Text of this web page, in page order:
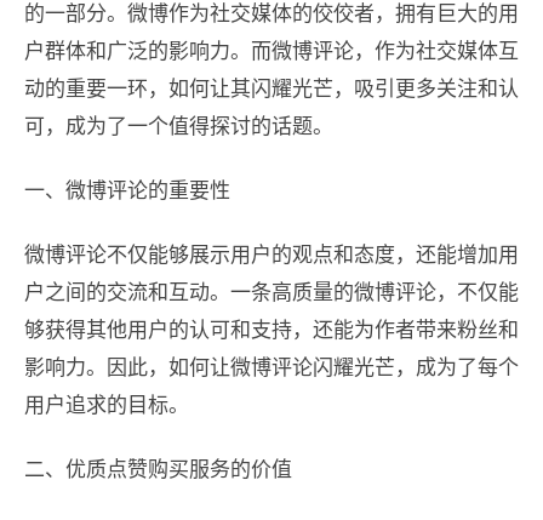
的一部分。微博作为社交媒体的佼佼者，拥有巨大的用
户群体和广泛的影响力。而微博评论，作为社交媒体互
动的重要一环，如何让其闪耀光芒，吸引更多关注和认
可，成为了一个值得探讨的话题。
一、微博评论的重要性
微博评论不仅能够展示用户的观点和态度，还能增加用
户之间的交流和互动。一条高质量的微博评论，不仅能
够获得其他用户的认可和支持，还能为作者带来粉丝和
影响力。因此，如何让微博评论闪耀光芒，成为了每个
用户追求的目标。
二、优质点赞购买服务的价值